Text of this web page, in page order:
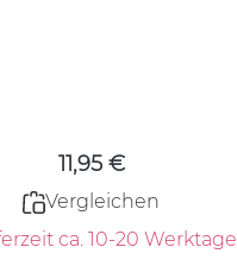
11,95 €
Vergleichen
ca. 10-20 Werktage